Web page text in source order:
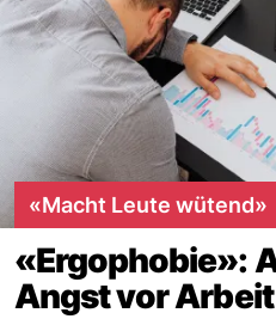
«Macht Leute wütend»
«Ergophobie»:
Angst vor Arbeit